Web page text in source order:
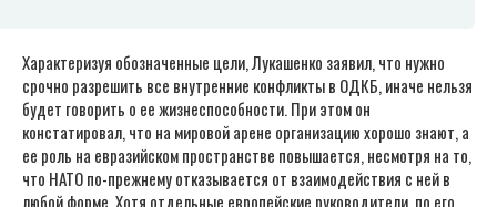
Характеризуя обозначенные цели, Лукашенко заявил, что нужно
срочно разрешить все внутренние конфликты в ОДКБ, иначе нельзя
будет говорить о ее жизнеспособности. При этом он
констатировал, что на мировой арене организацию хорошо знают, а
ее роль на евразийском пространстве повышается, несмотря на то,
что НАТО по-прежнему отказывается от взаимодействия с ней в
любой форме. Хотя отдельные европейские руководители, по его